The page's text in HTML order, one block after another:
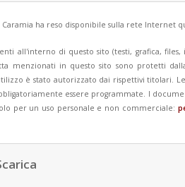
Caramia ha reso disponibile sulla rete Internet
all'interno di questo sito (testi, grafica,
menzionati in questo sito sono protetti
è stato autorizzato dai rispettivi titolari.
essere programmate. I
per un uso personale e non commerciale:
o impossibilità di accedervi, dal